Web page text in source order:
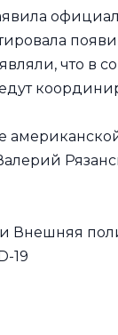
что в
Внешняя
19